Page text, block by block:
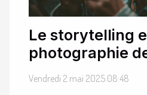
Le storytelling
photographie
capturer
Vendredi 2 mai 2025 08:48